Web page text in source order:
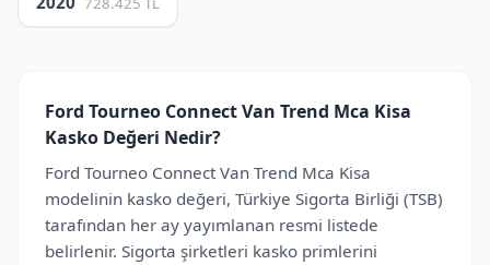
Ford Tourneo Connect Van Trend Mca Kisa
Kasko Değeri Nedir?
Ford Tourneo Connect Van Trend Mca Kisa
modelinin kasko değeri, Türkiye Sigorta Birliği (TSB)
tarafından her ay yayımlanan resmi listede
belirlenir. Sigorta şirketleri kasko primlerini